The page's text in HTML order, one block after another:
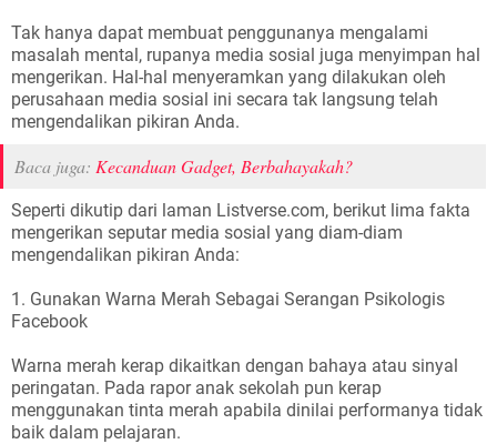
Tak hanya dapat membuat penggunanya mengalami
masalah mental, rupanya media sosial juga menyimpan hal
mengerikan. Hal-hal menyeramkan yang dilakukan oleh
perusahaan media sosial ini secara tak langsung telah
mengendalikan pikiran Anda.
Baca juga: Kecanduan Gadget, Berbahayakah?
Seperti dikutip dari laman Listverse.com, berikut lima fakta
mengerikan seputar media sosial yang diam-diam
mengendalikan pikiran Anda:
1. Gunakan Warna Merah Sebagai Serangan Psikologis
Facebook
Warna merah kerap dikaitkan dengan bahaya atau sinyal
peringatan. Pada rapor anak sekolah pun kerap
menggunakan tinta merah apabila dinilai performanya tidak
baik dalam pelajaran.